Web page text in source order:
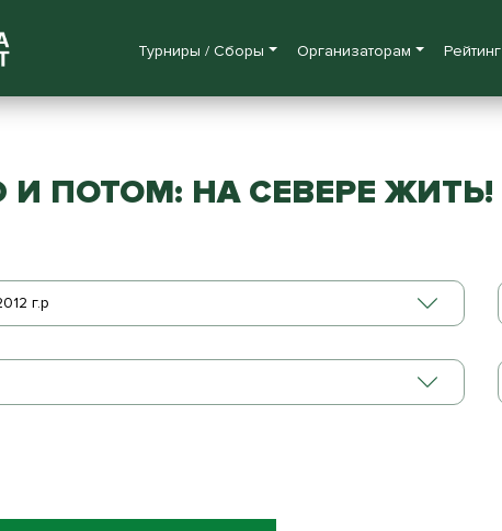
Турниры / Сборы Организаторам Рейтинг
ПОТОМ: НА СЕВЕРЕ ЖИТЬ!
г.р